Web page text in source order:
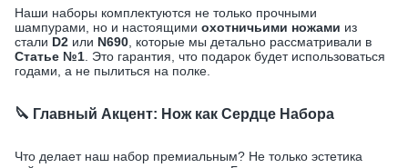
Наши наборы комплектуются не только прочными
шампурами, но и настоящими охотничьими ножами из
стали D2 или N690 , которые мы детально рассматривали в
Статье №1 . Это гарантия, что подарок будет использоваться
годами, а не пылиться на полке.
🔪 Главный Акцент: Нож как Сердце Набора
Что делает наш набор премиальным? Не только эстетика